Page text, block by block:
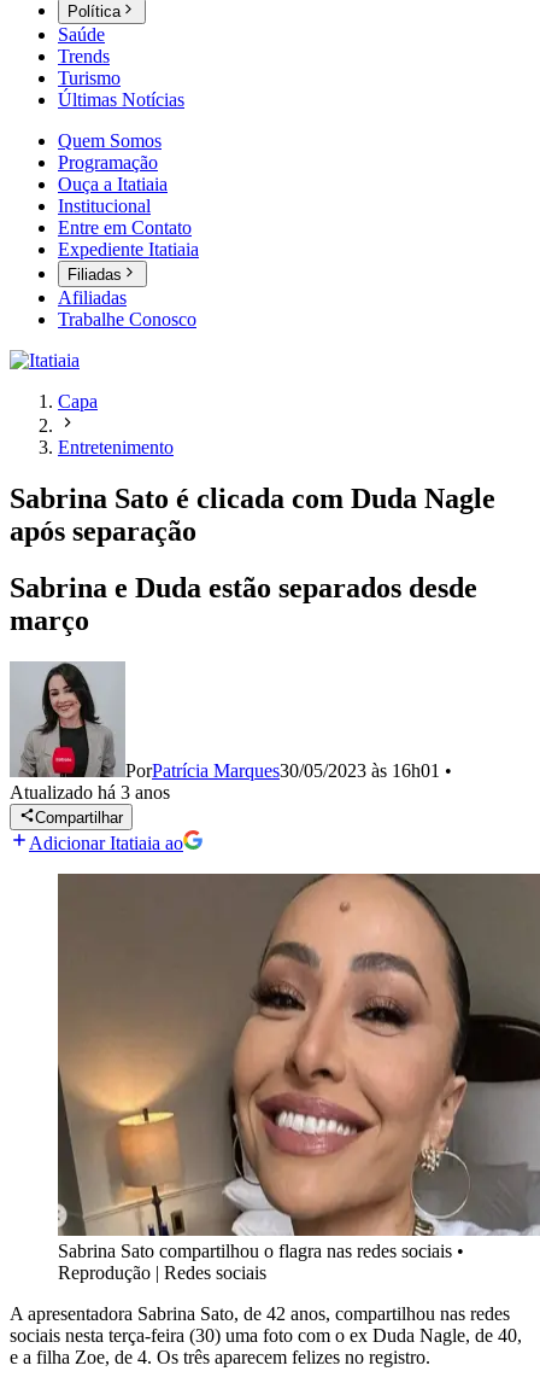
Política
Saúde
Trends
Turismo
Últimas Notícias
Quem Somos
Programação
Ouça a Itatiaia
Institucional
Entre em Contato
Expediente Itatiaia
Filiadas
Afiliadas
Trabalhe Conosco
Capa
Entretenimento
Sabrina Sato é clicada com Duda Nagle
após separação
Sabrina e Duda estão separados desde
março
PorPatrícia Marques30/05/2023 às 16h01 •
Atualizado há 3 anos
Compartilhar
Adicionar Itatiaia ao
Sabrina Sato compartilhou o flagra nas redes sociais •
Reprodução | Redes sociais
A apresentadora Sabrina Sato, de 42 anos, compartilhou nas redes
sociais nesta terça-feira (30) uma foto com o ex Duda Nagle, de 40,
e a filha Zoe, de 4. Os três aparecem felizes no registro.